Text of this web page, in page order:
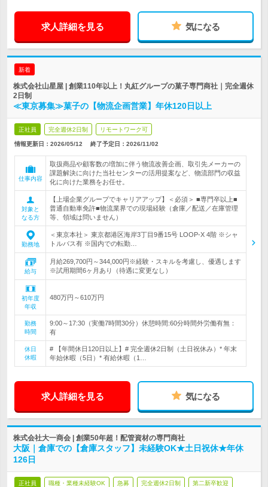
求人詳細を見る 気になる
新着
株式会社山星屋 | 創業110年以上！丸紅グループの菓子専門商社｜完全週休
2日制
≪東京募集≫菓子の【物流企画営業】年休120日以上
正社員 完全週休2日制 リモートワーク可
情報更新日：2026/05/12 終了予定日： 2026/11/02
仕事内容
取扱商品や顧客数の増加に伴う物流改善企画、取引先メーカーの
課題解決に向けた当社センターの活用提案など、物流部門の収益
化に向けた業務をお任せ。
対象と
なる方
【上場企業グループでキャリアアップ】＜必須＞ ■専門卒以上■
普通自動車免許■物流業界での現場経験（倉庫／配送／在庫管理
等、領域は問いません）
勤務地
＜東京本社＞ 東京都港区海岸3丁目9番15号 LOOP-X 4階 ※シャ
トルバス有 ※国内での転勤…
給与
月給269,700円～344,000円※経験・スキルを考慮し、優遇します
※試用期間6ヶ月あり（待遇に変更なし）
初年度
年収
480万円～610万円
勤務
時間
9:00～17:30（実働7時間30分）休憩時間:60分時間外労働有無：
有
休日
休暇
# 【年間休日120日以上】# 完全週休2日制（土日祝休み）* 年末
年始休暇（5日）* 有給休暇（1…
求人詳細を見る 気になる
株式会社大一商会 | 創業50年超！配管資材の専門商社
大阪｜倉庫での【倉庫スタッフ】未経験OK★土日祝休★年休
126日
正社員 職種・業種未経験OK 急募 完全週休2日制 第二新卒歓迎